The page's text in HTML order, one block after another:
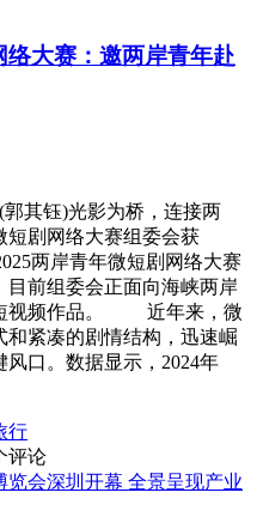
大赛：邀两岸青年赴
其钰)光影为桥，连接两
短剧网络大赛组委会获
两岸青年微短剧网络大赛
前组委会正面向海峡两岸
视频作品。 近年来，微
紧凑的剧情结构，迅速崛
口。数据显示，2024年
行
评论